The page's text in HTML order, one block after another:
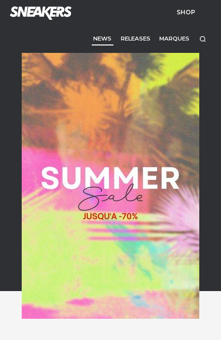
SHOP
NEWS RELEASES MARQUES